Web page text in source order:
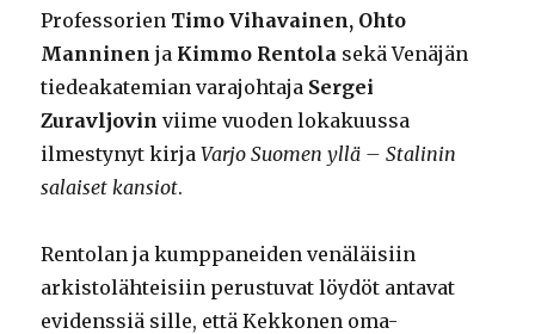
Professorien Timo Vihavainen, Ohto
Manninen ja Kimmo Rentola sekä Venäjän
tiedeakatemian varajohtaja Sergei
Zuravljovin viime vuoden lokakuussa
ilmestynyt kirjaVarjo Suomen yllä – Stalinin
salaiset kansiot.
Rentolan ja kumppaneiden venäläisiin
arkistolähteisiin perustuvat löydöt antavat
evidenssiä sille, että Kekkonen oma-